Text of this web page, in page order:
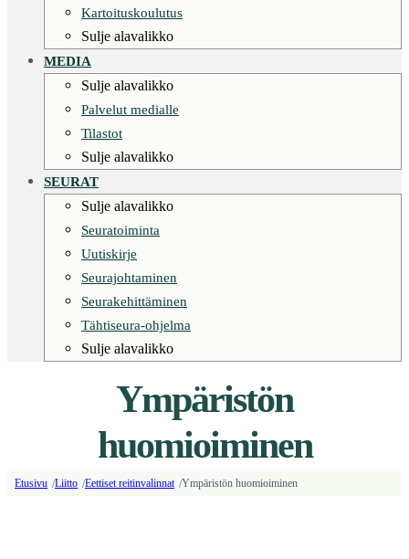
Kartoituskoulutus
Sulje alavalikko
MEDIA
Sulje alavalikko
Palvelut medialle
Tilastot
Sulje alavalikko
SEURAT
Sulje alavalikko
Seuratoiminta
Uutiskirje
Seurajohtaminen
Seurakehittäminen
Tähtiseura-ohjelma
Sulje alavalikko
Ympäristön
huomioiminen
Etusivu /Liitto /Eettiset reitinvalinnat /Ympäristön huomioiminen